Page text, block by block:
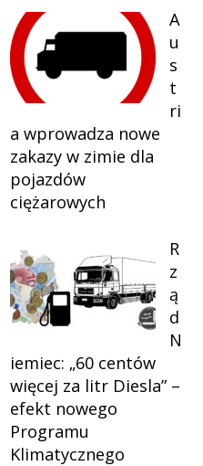
A
u
s
t
ri
a wprowadza nowe
zakazy w zimie dla
pojazdów
ciężarowych
R
z
ą
d
N
iemiec: „60 centów
więcej za litr Diesla” –
efekt nowego
Programu
Klimatycznego